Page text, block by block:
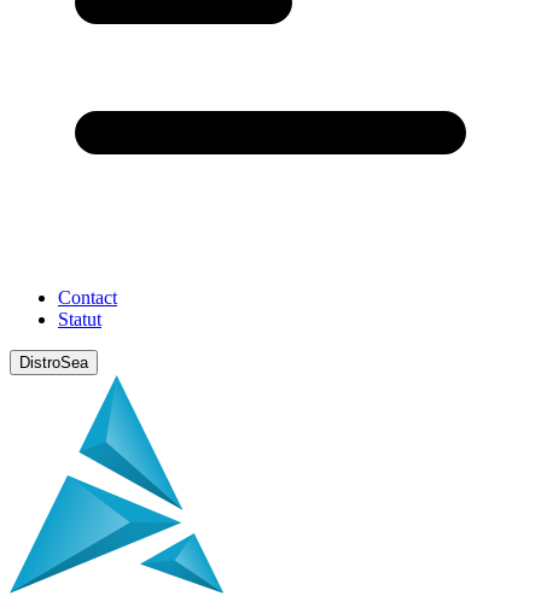
Contact
Statut
DistroSea